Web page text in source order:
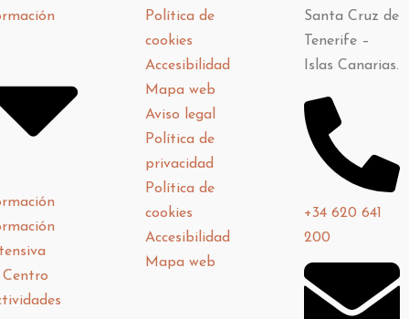
Centro
Política de
cookies
Accesibilidad
Mapa web
Aviso legal
Política de
privacidad
Política de
cookies
Accesibilidad
Mapa web
Santa Cruz de
Tenerife –
Islas Canarias.
+34 620 641
200